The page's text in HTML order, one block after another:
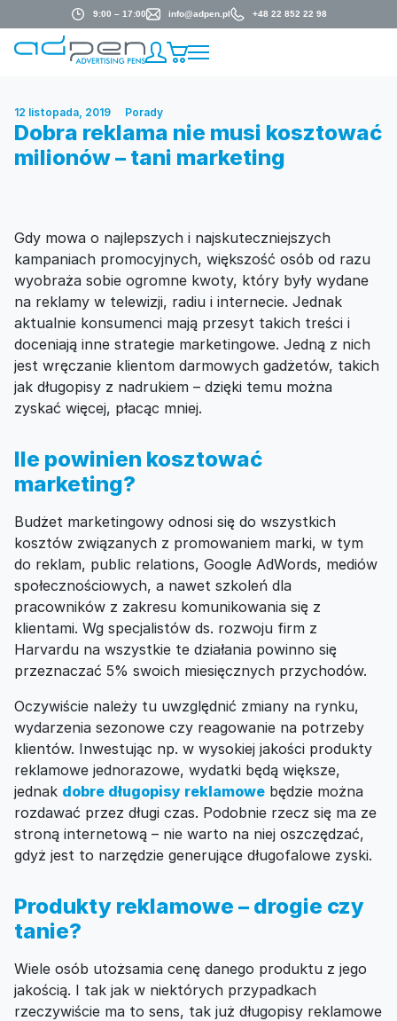
9:00 – 17:00 info@adpen.pl +48 22 852 22 98
12 listopada, 2019 Porady
Dobra reklama nie musi kosztować
milionów – tani marketing
Gdy mowa o najlepszych i najskuteczniejszych
kampaniach promocyjnych, większość osób od razu
wyobraża sobie ogromne kwoty, który były wydane
na reklamy w telewizji, radiu i internecie. Jednak
aktualnie konsumenci mają przesyt takich treści i
doceniają inne strategie marketingowe. Jedną z nich
jest wręczanie klientom darmowych gadżetów, takich
jak długopisy z nadrukiem – dzięki temu można
zyskać więcej, płacąc mniej.
Ile powinien kosztować
marketing?
Budżet marketingowy odnosi się do wszystkich
kosztów związanych z promowaniem marki, w tym
do reklam, public relations, Google AdWords, mediów
społecznościowych, a nawet szkoleń dla
pracowników z zakresu komunikowania się z
klientami. Wg specjalistów ds. rozwoju firm z
Harvardu na wszystkie te działania powinno się
przeznaczać 5% swoich miesięcznych przychodów.
Oczywiście należy tu uwzględnić zmiany na rynku,
wydarzenia sezonowe czy reagowanie na potrzeby
klientów. Inwestując np. w wysokiej jakości produkty
reklamowe jednorazowe, wydatki będą większe,
jednak dobre długopisy reklamowe będzie można
rozdawać przez długi czas. Podobnie rzecz się ma ze
stroną internetową – nie warto na niej oszczędzać,
gdyż jest to narzędzie generujące długofalowe zyski.
Produkty reklamowe – drogie czy
tanie?
Wiele osób utożsamia cenę danego produktu z jego
jakością. I tak jak w niektórych przypadkach
rzeczywiście ma to sens, tak już długopisy reklamowe